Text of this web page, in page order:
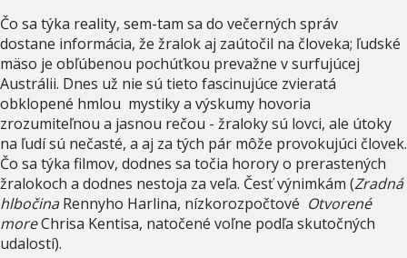
Čo sa týka reality, sem-tam sa do večerných správ
dostane informácia, že žralok aj zaútočil na človeka; ľudské
mäso je obľúbenou pochúťkou prevažne v surfujúcej
Austrálii. Dnes už nie sú tieto fascinujúce zvieratá
obklopené hmlou mystiky a výskumy hovoria
zrozumiteľnou a jasnou rečou - žraloky sú lovci, ale útoky
na ľudí sú nečasté, a aj za tých pár môže provokujúci človek.
Čo sa týka filmov, dodnes sa točia horory o prerastených
žralokoch a dodnes nestoja za veľa. Česť výnimkám (Zradná
hlbočinaRennyho Harlina, nízkorozpočtové Otvorené
moreChrisa Kentisa, natočené voľne podľa skutočných
udalostí).